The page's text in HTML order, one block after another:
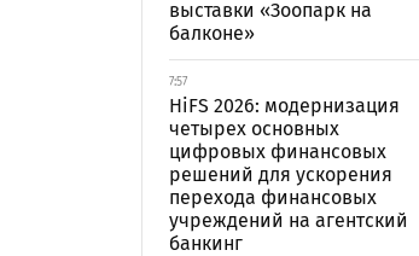
выставки «Зоопарк на
балконе»
7:57
HiFS 2026: модернизация
четырех основных
цифровых финансовых
решений для ускорения
перехода финансовых
учреждений на агентский
банкинг